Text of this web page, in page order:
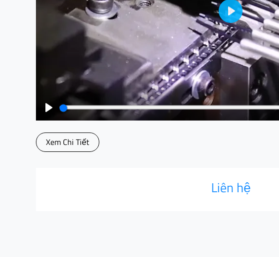
Play
Play
Xem Chi Tiết
Liên hệ